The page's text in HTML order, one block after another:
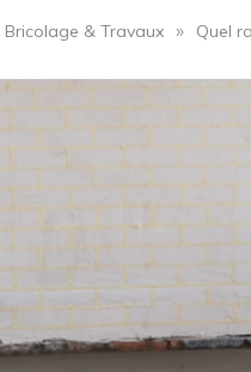
Bricolage & Travaux » Quel